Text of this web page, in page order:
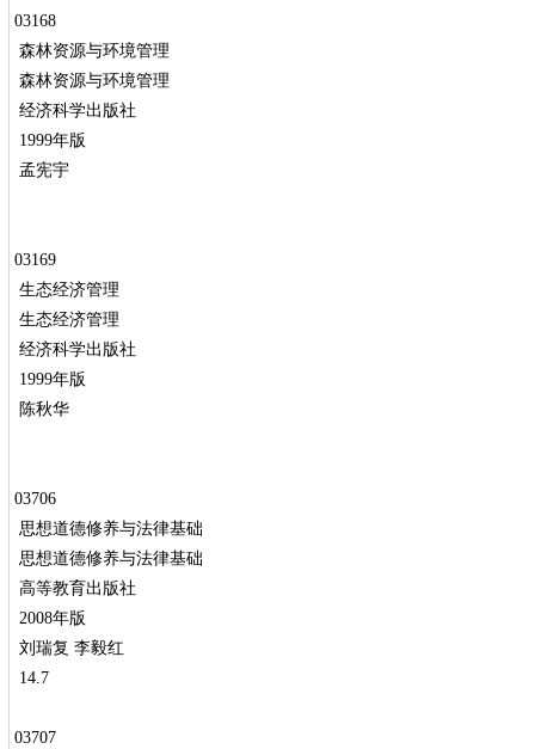
03168
森林资源与环境管理
森林资源与环境管理
经济科学出版社
1999年版
孟宪宇
03169
生态经济管理
生态经济管理
经济科学出版社
1999年版
陈秋华
03706
思想道德修养与法律基础
思想道德修养与法律基础
高等教育出版社
2008年版
刘瑞复 李毅红
14.7
03707